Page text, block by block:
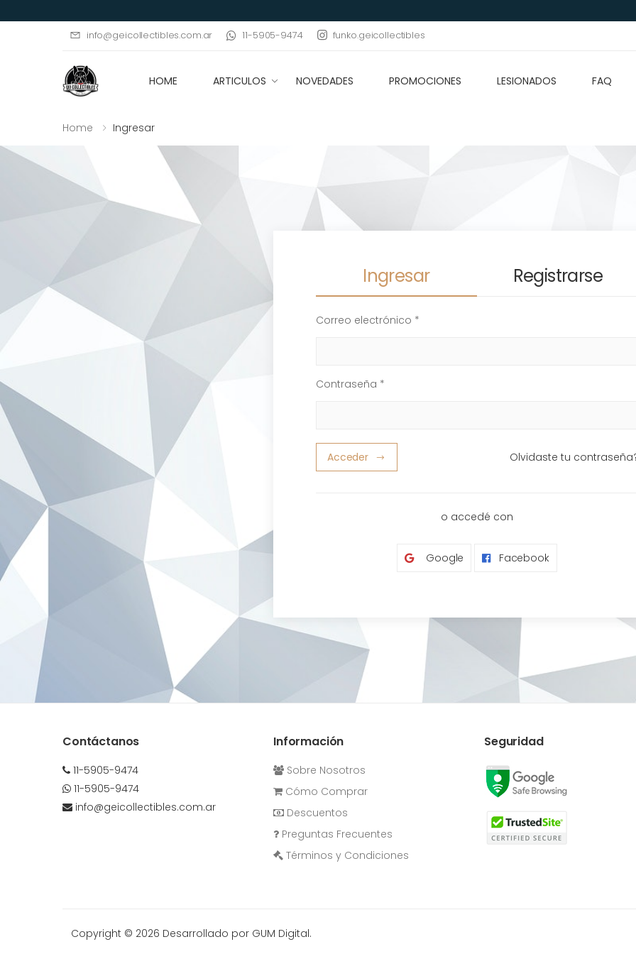
info@geicollectibles.com.ar 11-5905-9474 funko.geicollectibles
HOME ARTICULOS NOVEDADES PROMOCIONES LESIONADOS FAQ
Home Ingresar
Ingresar Registrarse
Correo electrónico *
Contraseña *
Acceder Olvidaste tu
o accedé con
Google Facebook
Contáctanos
11-5905-9474
11-5905-9474
info@geicollectibles.com.ar
Información
Sobre Nosotros
Cómo Comprar
Descuentos
Preguntas Frecuentes
Términos y Condiciones
Seguridad
Copyright © 2026 Desarrollado por GUM Digital.